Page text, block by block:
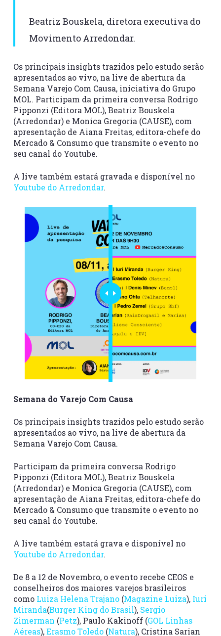
Beatriz Bouskela, diretora executiva do
Movimento Arredondar.
Os principais insights trazidos pelo estudo serão
apresentados ao vivo, na live de abertura da
Semana Varejo Com Causa, iniciativa do Grupo
MOL. Participam da primeira conversa Rodrigo
Pipponzi (Editora MOL), Beatriz Bouskela
(Arredondar) e Monica Gregoria (CAUSE), com
apresentação de Aiana Freitas, editora-chefe do
Mercado & Consumo que transmite o evento no
seu canal do Youtube.
A live também estará gravada e disponível no
Youtube do Arredondar.
Semana do Varejo Com Causa
Os principais insights trazidos pelo estudo serão
apresentados ao vivo, na live de abertura da
Semana Varejo Com Causa.
Participam da primeira conversa Rodrigo
Pipponzi (Editora MOL), Beatriz Bouskela
(Arredondar) e Monica Gregoria (CAUSE), com
apresentação de Aiana Freitas, editora-chefe do
Mercado & Consumo que transmite o evento no
seu canal do Youtube.
A live também estará grava e disponível no
Youtube do Arredondar.
De 8 a 12 de Novembro, o evento recebe CEOS e
conselheiros dos maiores varejos brasileiros
como Luiza Helena Trajano(Magazine Luiza), Iuri
Miranda(Burger King do Brasil), Sergio
Zimerman (Petz), Paulo Kakinoff (GOL Linhas
Aéreas),Erasmo Toledo(Natura), Cristina Sarian